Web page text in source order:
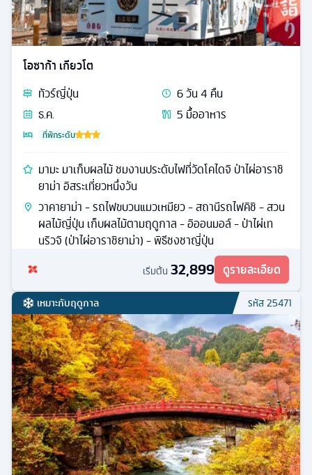
โอซาก้า เกียวโต
ทัวร์ญี่ปุ่น 6วัน4 คืน
ธ.ค.
5 มื้ออาหาร
ที่พักระดับ
มามะ มาเก็บผลไม้ ชมงานประดับไฟที่วัดโคไดจิ ป่าไผ่อาราชิ
ยาม่า อิสระเที่ยวหนึ่งวัน
วาคายาม่า - รถไฟขบวนแมวเหมียว - สถานีรถไฟคิชิ - สวน
ผลไม้ญี่ปุ่น เก็บผลไม้ตามฤดูกาล - อิออนมอล์ - ป่าไผ่เท
นริวจิ (ป่าไผ่อาราชิยาม่า) - พิธีชงชาญี่ปุ่น
เริ่มต้น 32,899 ดูรายละเอียด
เหมาะกับฤดูกาล รหัส25471